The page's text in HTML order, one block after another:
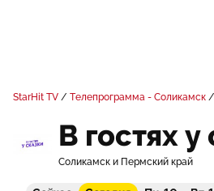
StarHit TV Телепрограмма - Соликамск
В гостях у
Соликамск и Пермский край